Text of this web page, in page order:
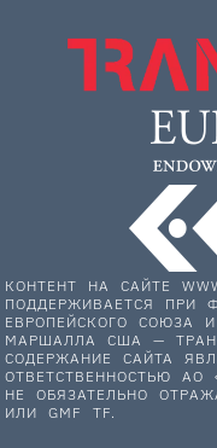
КОНТЕНТ НА САЙТЕ
ПОДДЕРЖИВАЕТСЯ ПРИ
ЕВРОПЕЙСКОГО СОЮЗА
МАРШАЛЛА США —
СОДЕРЖАНИЕ САЙТА
ОТВЕТСТВЕННОСТЬЮ АО
НЕ ОБЯЗАТЕЛЬНО
ИЛИ GMF TF.